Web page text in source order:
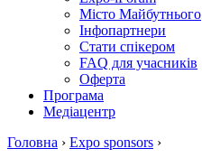
Місто Майбутнього
Інфопартнери
Стати спікером
FAQ для учасників
Оферта
Програма
Медіацентр
Головна › Expo sponsors ›